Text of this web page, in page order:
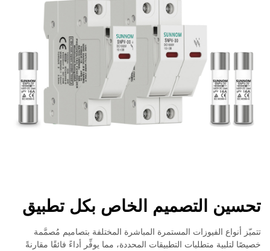
تحسين التصميم الخاص بكل تطبيق
تتميّز أنواع الفيوزات المستمرة المباشرة المختلفة بتصاميم مُصمَّمة
خصيصًا لتلبية متطلبات التطبيقات المحددة، مما يوفِّر أداءً فائقًا مقارنةً